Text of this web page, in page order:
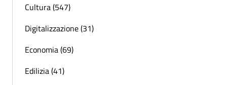
Cultura (547)
Digitalizzazione (31)
Economia (69)
Edilizia (41)